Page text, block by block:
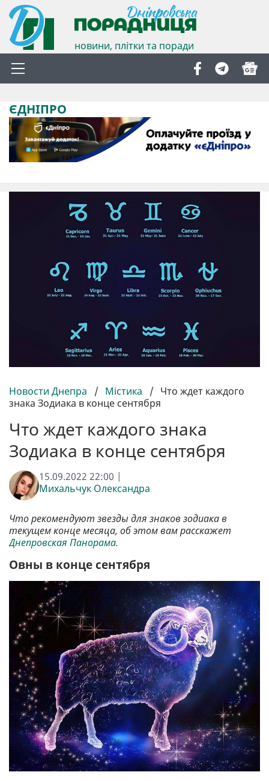
новини, плітки та поради
ЄДНІПРО
Новости Днепра / Містика / Что ждет каждого
знака Зодиака в конце сентября
Что ждет каждого знака
Зодиака в конце сентября
15.09.2022 22:00 |
Михальчук Олександра
Что рекомендуют звезды для знаков зодиака в
текущем конце месяца, об этом вам расскажет
Днепровская Панорама.
Овны в конце сентября